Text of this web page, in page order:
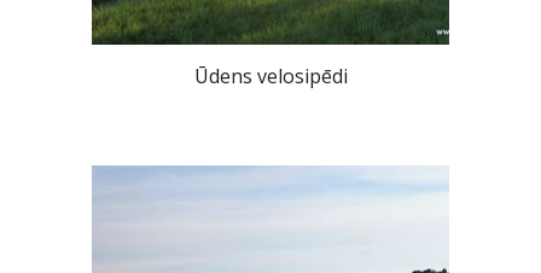
Ūdens velosipēdi